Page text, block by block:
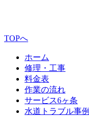
TOPへ
ホーム
修理・工事
料金表
作業の流れ
サービス6ヶ条
水道トラブル事例